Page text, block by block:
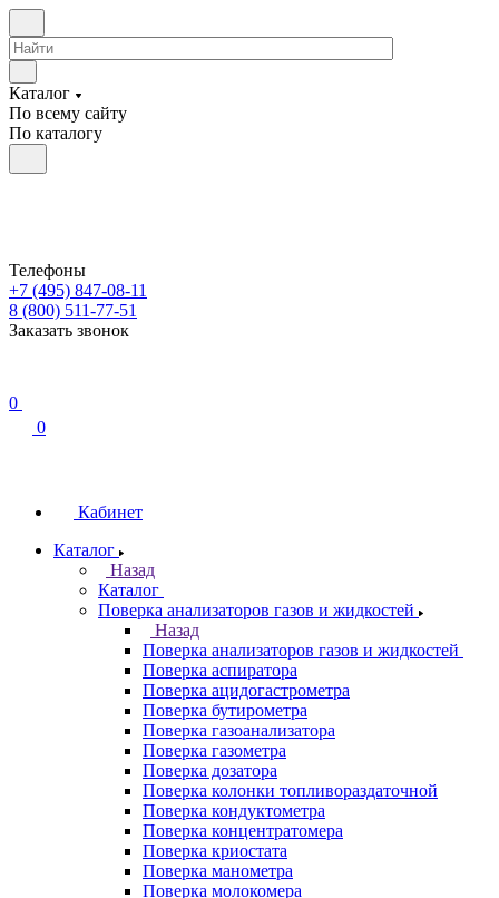
Каталог
По всему сайту
По каталогу
Телефоны
+7 (495) 847-08-11
8 (800) 511-77-51
Заказать звонок
0
0
Кабинет
Каталог
Назад
Каталог
Поверка анализаторов газов и жидкостей
Назад
Поверка анализаторов газов и жидкостей
Поверка аспиратора
Поверка ацидогастрометра
Поверка бутирометра
Поверка газоанализатора
Поверка газометра
Поверка дозатора
Поверка колонки топливораздаточной
Поверка кондуктометра
Поверка концентратомера
Поверка криостата
Поверка манометра
Поверка молокомера